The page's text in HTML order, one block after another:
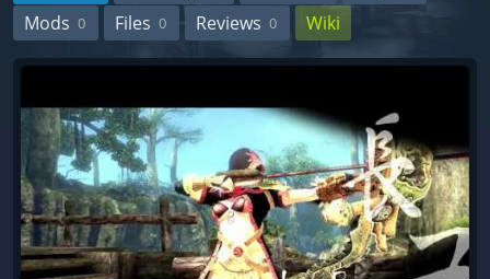
Mods 0 Files 0 Reviews 0 Wiki